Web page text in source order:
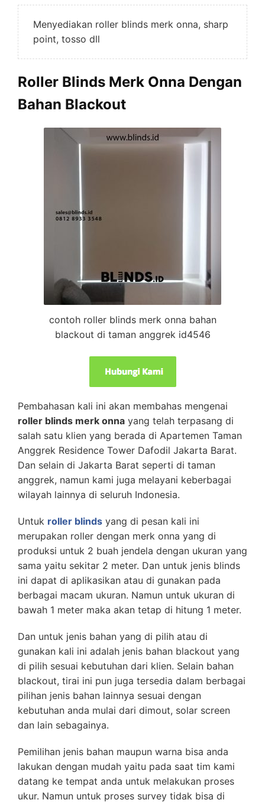
Menyediakan roller blinds merk onna, sharp
point, tosso dll
Roller Blinds Merk Onna Dengan
Bahan Blackout
contoh roller blinds merk onna bahan
blackout di taman anggrek id4546
Pembahasan kali ini akan membahas mengenai
roller blinds merk onna yang telah terpasang di
salah satu klien yang berada di Apartemen Taman
Anggrek Residence Tower Dafodil Jakarta Barat.
Dan selain di Jakarta Barat seperti di taman
anggrek, namun kami juga melayani keberbagai
wilayah lainnya di seluruh Indonesia.
Untuk roller blinds yang di pesan kali ini
merupakan roller dengan merk onna yang di
produksi untuk 2 buah jendela dengan ukuran yang
sama yaitu sekitar 2 meter. Dan untuk jenis blinds
ini dapat di aplikasikan atau di gunakan pada
berbagai macam ukuran. Namun untuk ukuran di
bawah 1 meter maka akan tetap di hitung 1 meter.
Dan untuk jenis bahan yang di pilih atau di
gunakan kali ini adalah jenis bahan blackout yang
di pilih sesuai kebutuhan dari klien. Selain bahan
blackout, tirai ini pun juga tersedia dalam berbagai
pilihan jenis bahan lainnya sesuai dengan
kebutuhan anda mulai dari dimout, solar screen
dan lain sebagainya.
Pemilihan jenis bahan maupun warna bisa anda
lakukan dengan mudah yaitu pada saat tim kami
datang ke tempat anda untuk melakukan proses
ukur. Namun untuk proses survey tidak bisa di